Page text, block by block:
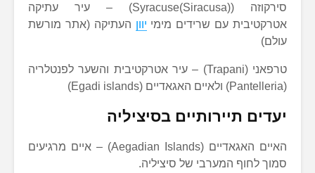
סירקוזה (Syracuse(Siracusa)) – עיר עתיקה
אטרקטיבית עם שרידים מימי יוון העתיקה (אתר מורשת
עולם)
טרפאני (Trapani) – עיר אטרקטיבית והשער לפנטלריה
(Pantelleria) ולאיים האגאדיים (Egadi islands)
יעדים תיירותיים בסיציליה
האיים האגאדיים (Aegadian Islands) – איים מרגיעים
סמוך לחוף המערבי של סיציליה.